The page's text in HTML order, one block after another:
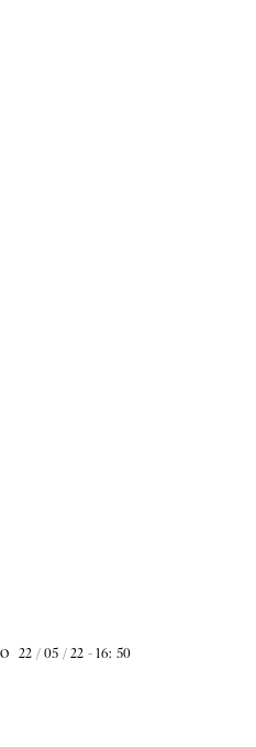
22 / 05 / 22 - 16: 50